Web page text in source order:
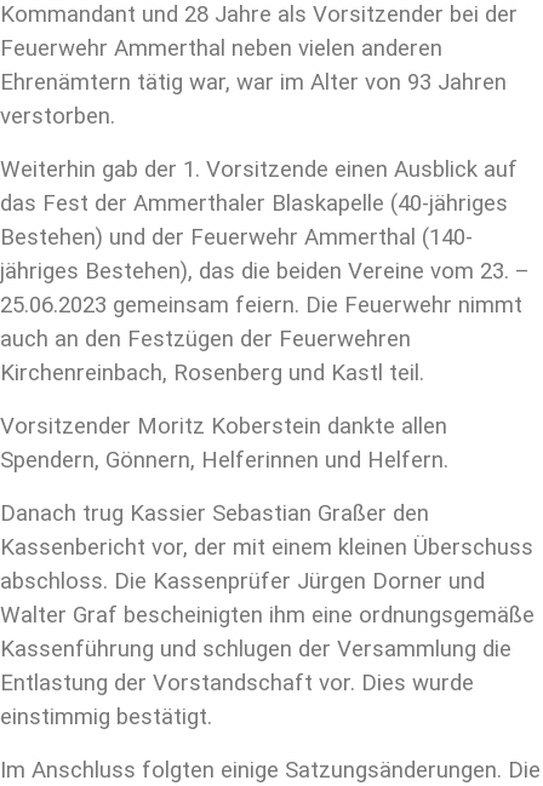
Kommandant und 28 Jahre als Vorsitzender bei der
Feuerwehr Ammerthal neben vielen anderen
Ehrenämtern tätig war, war im Alter von 93 Jahren
verstorben.
Weiterhin gab der 1. Vorsitzende einen Ausblick auf
das Fest der Ammerthaler Blaskapelle (40-jähriges
Bestehen) und der Feuerwehr Ammerthal (140-
jähriges Bestehen), das die beiden Vereine vom 23. –
25.06.2023 gemeinsam feiern. Die Feuerwehr nimmt
auch an den Festzügen der Feuerwehren
Kirchenreinbach, Rosenberg und Kastl teil.
Vorsitzender Moritz Koberstein dankte allen
Spendern, Gönnern, Helferinnen und Helfern.
Danach trug Kassier Sebastian Graßer den
Kassenbericht vor, der mit einem kleinen Überschuss
abschloss. Die Kassenprüfer Jürgen Dorner und
Walter Graf bescheinigten ihm eine ordnungsgemäße
Kassenführung und schlugen der Versamm­lung die
Entlastung der Vorstandschaft vor. Dies wurde
einstimmig bestätigt.
Im Anschluss folgten einige Satzungsänderungen. Die